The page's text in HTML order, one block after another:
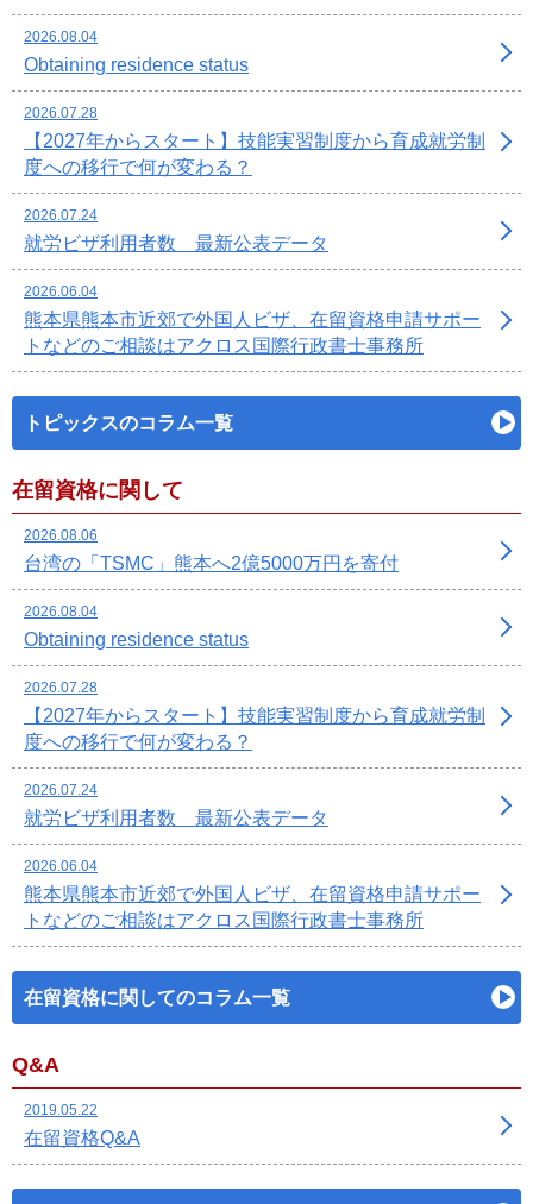
2026.08.04
Obtaining residence status
2026.07.28
【2027年からスタート】技能実習制度から育成就労制
度への移行で何が変わる？
2026.07.24
就労ビザ利用者数 最新公表データ
2026.06.04
熊本県熊本市近郊で外国人ビザ、在留資格申請サポー
トなどのご相談はアクロス国際行政書士事務所
トピックスのコラム一覧
在留資格に関して
2026.08.06
台湾の「TSMC」熊本へ2億5000万円を寄付
2026.08.04
Obtaining residence status
2026.07.28
【2027年からスタート】技能実習制度から育成就労制
度への移行で何が変わる？
2026.07.24
就労ビザ利用者数 最新公表データ
2026.06.04
熊本県熊本市近郊で外国人ビザ、在留資格申請サポー
トなどのご相談はアクロス国際行政書士事務所
在留資格に関してのコラム一覧
Q&A
2019.05.22
在留資格Q&A